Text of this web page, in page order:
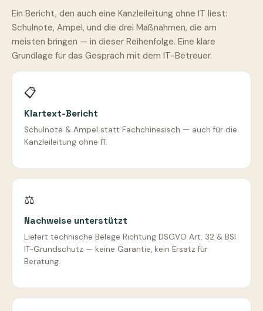
Ein Bericht, den auch eine Kanzleileitung ohne IT liest:
Schulnote, Ampel, und die drei Maßnahmen, die am
meisten bringen — in dieser Reihenfolge. Eine klare
Grundlage für das Gespräch mit dem IT-Betreuer.
📋
Klartext-Bericht
Schulnote & Ampel statt Fachchinesisch — auch für die
Kanzleileitung ohne IT.
⚖️
Nachweise unterstützt
Liefert technische Belege Richtung DSGVO Art. 32 & BSI
IT-Grundschutz — keine Garantie, kein Ersatz für
Beratung.